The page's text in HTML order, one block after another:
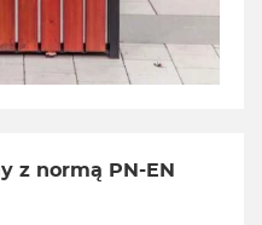
z normą PN-EN